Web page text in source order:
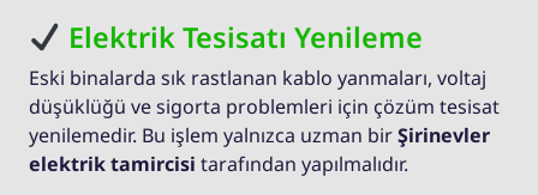
Elektrik Tesisatı Yenileme
Eski binalarda sık rastlanan kablo yanmaları, voltaj
düşüklüğü ve sigorta problemleri için çözüm tesisat
yenilemedir. Bu işlem yalnızca uzman birŞirinevler
elektrik tamircisi tarafından yapılmalıdır.